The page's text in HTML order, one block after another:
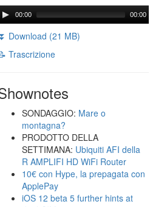
00:00 00:00
Download (21 MB)
Trascrizione
SONDAGGIO: Mare o
montagna?
PRODOTTO DELLA
SETTIMANA: Ubiquiti AFI della
R AMPLIFI HD WiFi Router
10€ con Hype, la prepagata con
ApplePay
iOS 12 beta 5 further hints at